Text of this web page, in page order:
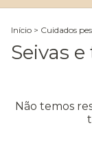
Início > Cuidados
Seivas
Não temos